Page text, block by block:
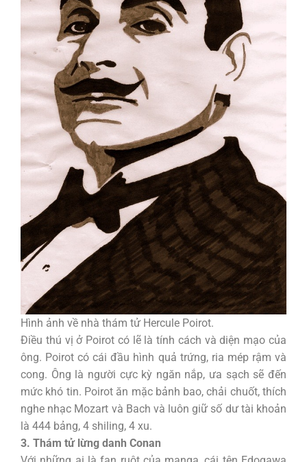
Hình ảnh về nhà thám tử Hercule Poirot.
Điều thú vị ở Poirot có lẽ là tính cách và diện mạo của
ông. Poirot có cái đầu hình quả trứng, ria mép rậm và
cong. Ông là người cực kỳ ngăn nắp, ưa sạch sẽ đến
mức khó tin. Poirot ăn mặc bảnh bao, chải chuốt, thích
nghe nhạc Mozart và Bach và luôn giữ số dư tài khoản
là 444 bảng, 4 shiling, 4 xu.
3. Thám tử lừng danh Conan